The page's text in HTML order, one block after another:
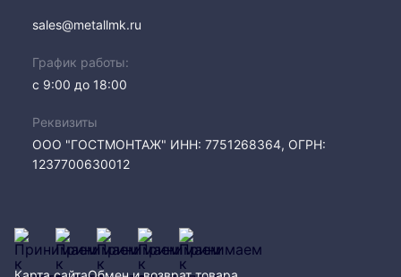
sales@metallmk.ru
График работы:
с 9:00 до 18:00
Реквизиты
ООО "ГОСТМОНТАЖ" ИНН: 7751268364, ОГРН:
1237700630012